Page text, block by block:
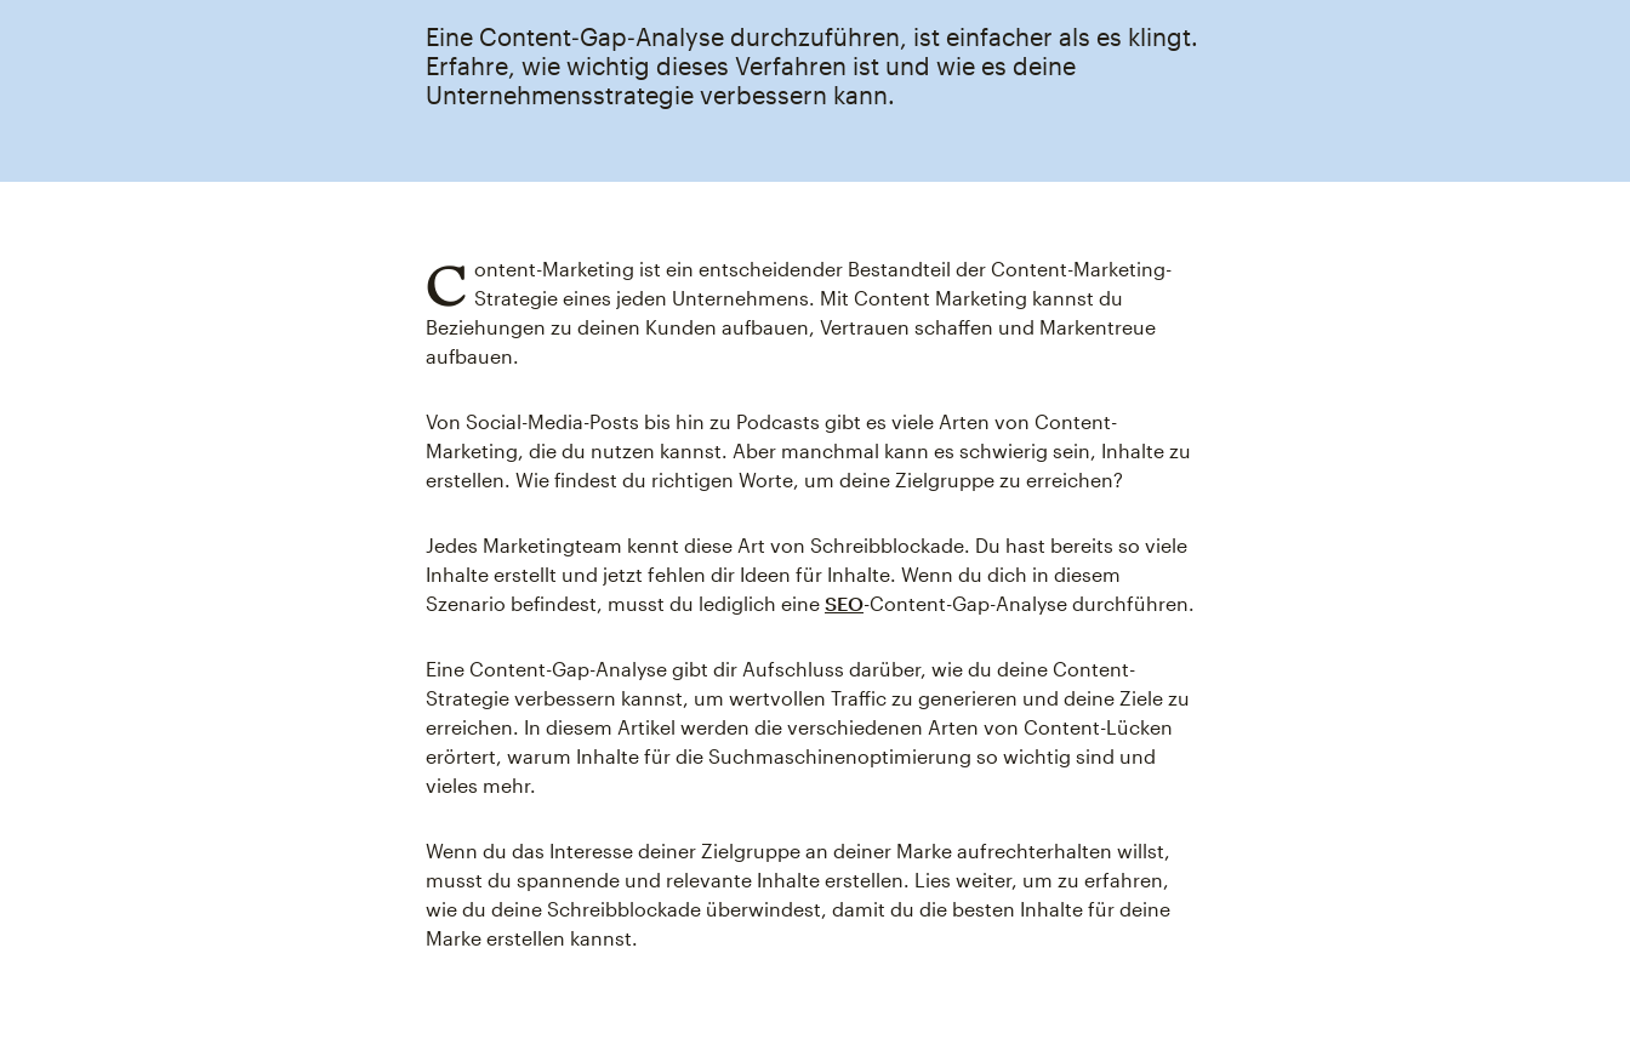
Eine Content‑Gap‑Analyse durchzuführen, ist einfacher als es klingt.
Erfahre, wie wichtig dieses Verfahren ist und wie es deine
Unternehmensstrategie verbessern kann.
C ontent-Marketing ist ein entscheidender Bestandteil der Content-Marketing-
Strategie eines jeden Unternehmens. Mit Content Marketing kannst du
Beziehungen zu deinen Kunden aufbauen, Vertrauen schaffen und Markentreue
aufbauen.
Von Social-Media-Posts bis hin zu Podcasts gibt es viele Arten von Content-
Marketing, die du nutzen kannst. Aber manchmal kann es schwierig sein, Inhalte zu
erstellen. Wie findest du richtigen Worte, um deine Zielgruppe zu erreichen?
Jedes Marketingteam kennt diese Art von Schreibblockade. Du hast bereits so viele
Inhalte erstellt und jetzt fehlen dir Ideen für Inhalte. Wenn du dich in diesem
Szenario befindest, musst du lediglich eine SEO-Content-Gap-Analyse durchführen.
Eine Content-Gap-Analyse gibt dir Aufschluss darüber, wie du deine Content-
Strategie verbessern kannst, um wertvollen Traffic zu generieren und deine Ziele zu
erreichen. In diesem Artikel werden die verschiedenen Arten von Content-Lücken
erörtert, warum Inhalte für die Suchmaschinenoptimierung so wichtig sind und
vieles mehr.
Wenn du das Interesse deiner Zielgruppe an deiner Marke aufrechterhalten willst,
musst du spannende und relevante Inhalte erstellen. Lies weiter, um zu erfahren,
wie du deine Schreibblockade überwindest, damit du die besten Inhalte für deine
Marke erstellen kannst.